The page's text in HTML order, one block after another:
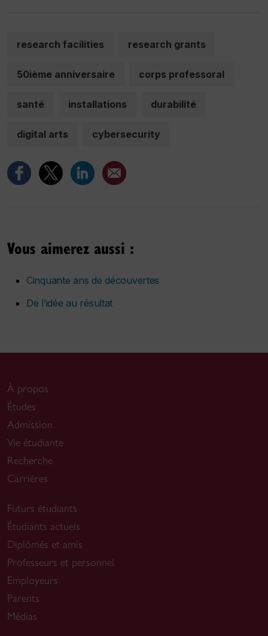
research facilities research grants
50ième anniversaire corps professoral
santé installations durabilité
digital arts cybersecurity
Vous aimerez aussi :
Cinquante ans de découvertes
De l’idée au résultat
À propos
Études
Admission
Vie étudiante
Recherche
Carrières
Futurs étudiants
Étudiants actuels
Diplômés et amis
Professeurs et personnel
Employeurs
Parents
Médias